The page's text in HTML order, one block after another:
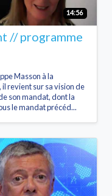
14:56
// programme
Masson à la
revient sur sa vision de
son mandat, dont la
le mandat précéd...